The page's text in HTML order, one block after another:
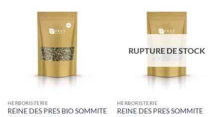
produit
HERBORISTERIE
REINE DES PRES BIO SOMMITE
RUPTURE DE STOCK
HERBORISTERIE
REINE DES PRES SOMMITE